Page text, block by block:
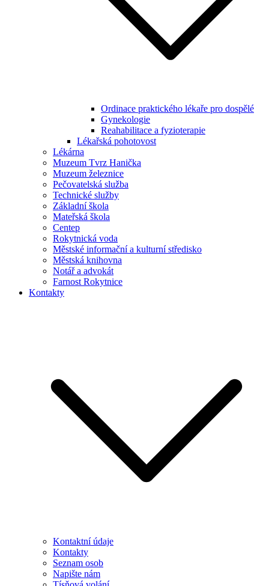
Ordinace praktického lékaře pro dospělé
Gynekologie
Reahabilitace a fyzioterapie
Lékařská pohotovost
Lékárna
Muzeum Tvrz Hanička
Muzeum železnice
Pečovatelská služba
Technické služby
Základní škola
Mateřská škola
Centep
Rokytnická voda
Městské informační a kulturní středisko
Městská knihovna
Notář a advokát
Farnost Rokytnice
Kontakty
Kontaktní údaje
Kontakty
Seznam osob
Napište nám